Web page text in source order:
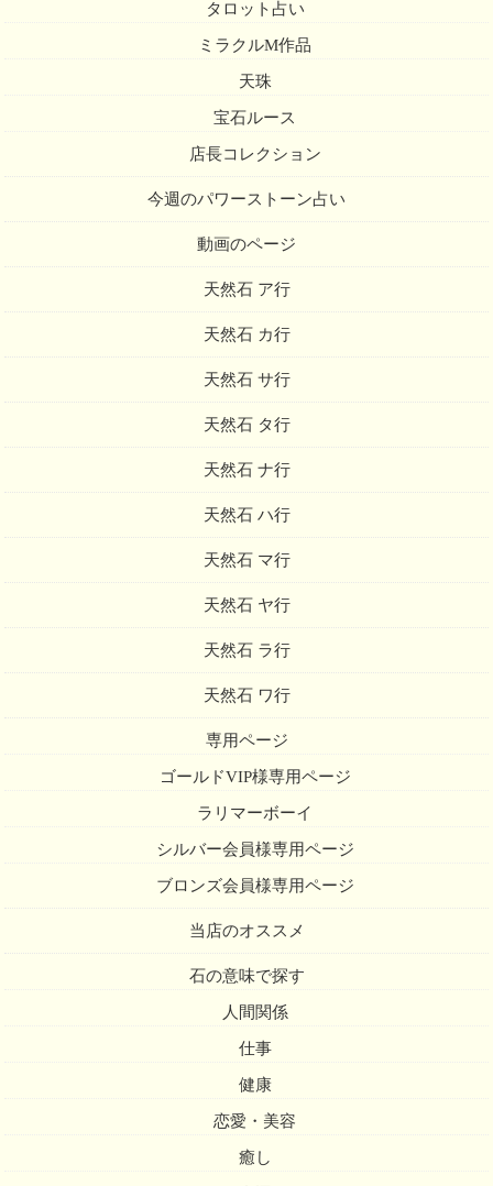
タロット占い
ミラクルM作品
天珠
宝石ルース
店長コレクション
今週のパワーストーン占い
動画のページ
天然石 ア行
天然石 カ行
天然石 サ行
天然石 タ行
天然石 ナ行
天然石 ハ行
天然石 マ行
天然石 ヤ行
天然石 ラ行
天然石 ワ行
専用ページ
ゴールドVIP様専用ページ
ラリマーボーイ
シルバー会員様専用ページ
ブロンズ会員様専用ページ
当店のオススメ
石の意味で探す
人間関係
仕事
健康
恋愛・美容
癒し